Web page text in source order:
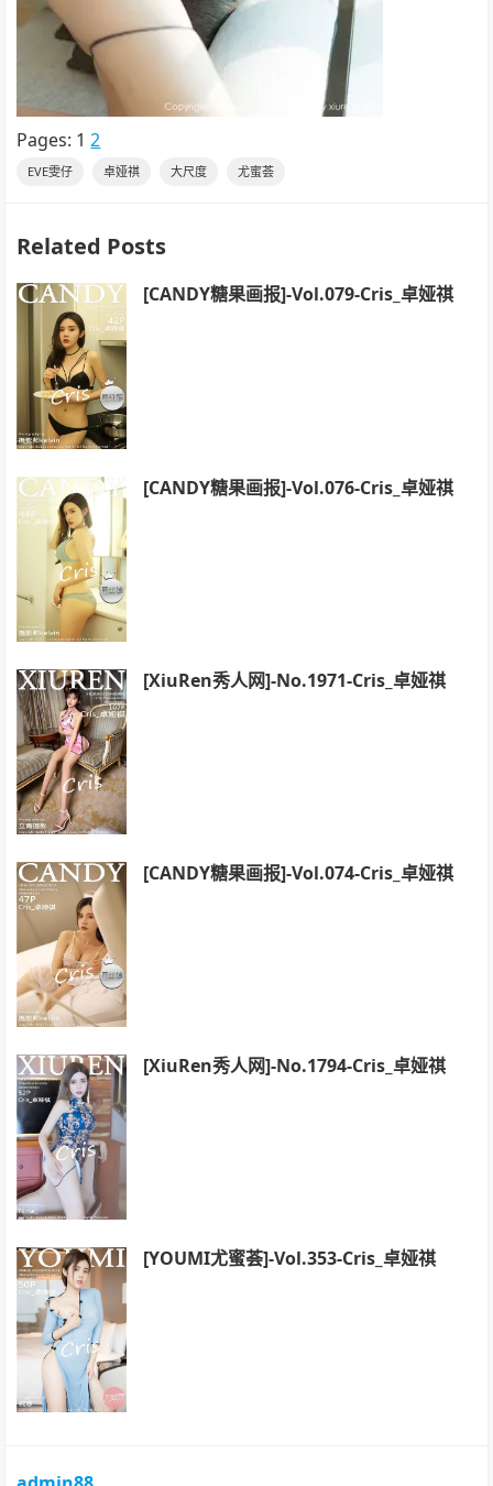
Pages: 1 2
EVE雯仔 卓娅祺 大尺度 尤蜜荟
Related Posts
[CANDY糖果画报]-Vol.079-Cris_卓娅祺
[CANDY糖果画报]-Vol.076-Cris_卓娅祺
[XiuRen秀人网]-No.1971-Cris_卓娅祺
[CANDY糖果画报]-Vol.074-Cris_卓娅祺
[XiuRen秀人网]-No.1794-Cris_卓娅祺
[YOUMI尤蜜荟]-Vol.353-Cris_卓娅祺